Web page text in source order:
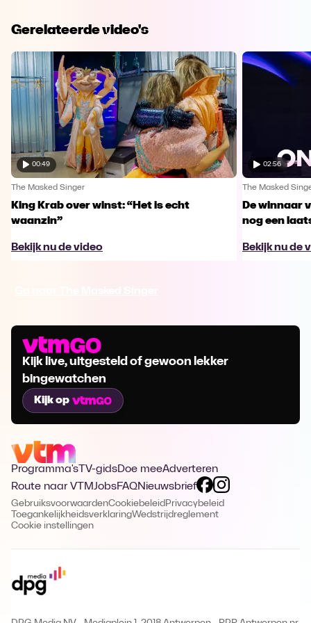
Gerelateerde video's
00:49
The Masked Singer
King Krab over winst: “Het is echt
waanzin”
Bekijk nu de video
02:56
The Masked
De winnaar
nog een
Bekijk nu de
Kijk live, uitgesteld of gewoon lekker
bingewatchen
Kijk op
Programma's TV-gidsDoe meeAdverteren
Route naar VTMJobsFAQNieuwsbrief
GebruiksvoorwaardenCookiebeleid Privacybeleid
ToegankelijkheidsverklaringWedstrijdreglement
Cookie instellingen